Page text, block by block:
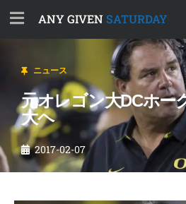
ANY GIVEN SATURDAY
ニュース
元オレゴン大DCホー
大ヘ
2017-02-07